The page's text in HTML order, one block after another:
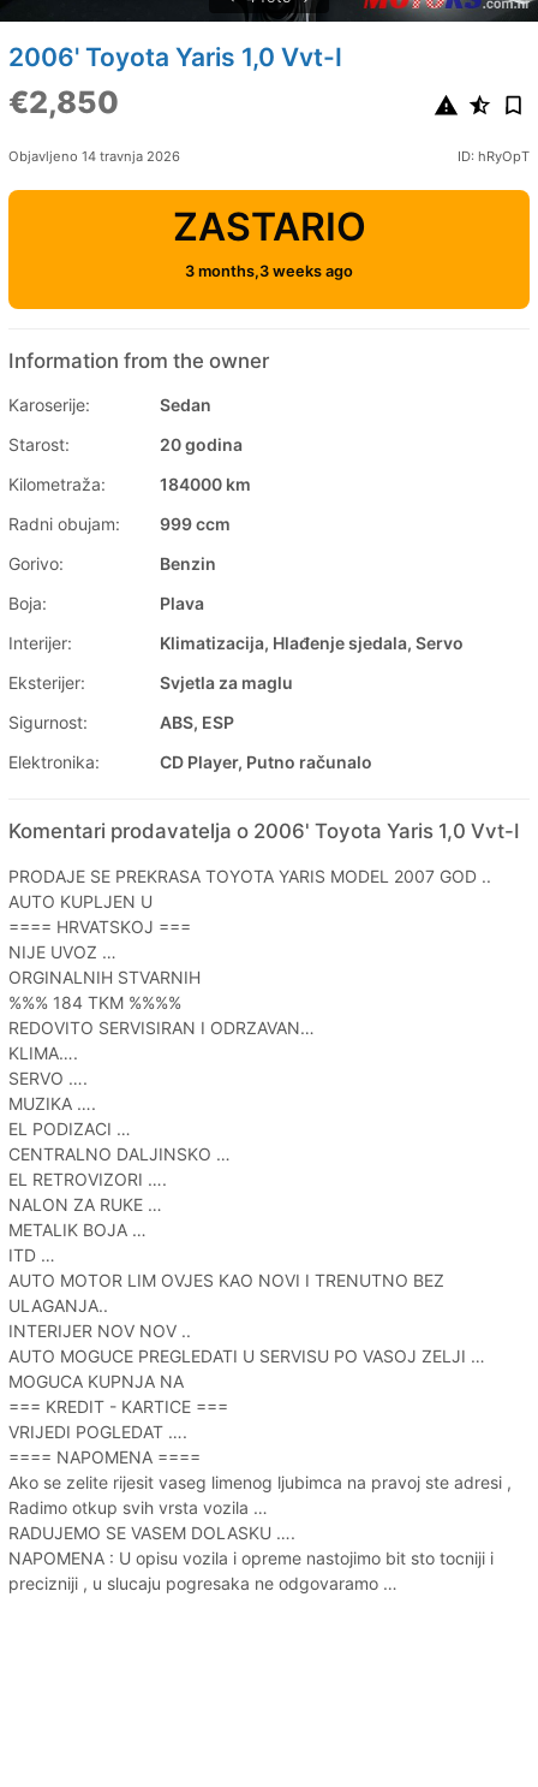
2006' Toyota Yaris 1,0 Vvt-I
€2,850
Objavljeno 14 travnja 2026 ID: hRyOpT
ZASTARIO
3 months,3 weeks ago
Information from the owner
Karoserije:
Sedan
Starost:
20 godina
Kilometraža:
184000 km
Radni obujam:
999 ccm
Gorivo:
Benzin
Boja:
Plava
Interijer:
Klimatizacija, Hlađenje sjedala, Servo
Eksterijer:
Svjetla za maglu
Sigurnost:
ABS, ESP
Elektronika:
CD Player, Putno računalo
Komentari prodavatelja o 2006' Toyota Yaris 1,0 Vvt-I
PRODAJE SE PREKRASA TOYOTA YARIS MODEL 2007 GOD ..
AUTO KUPLJEN U
==== HRVATSKOJ ===
NIJE UVOZ …
ORGINALNIH STVARNIH
%%% 184 TKM %%%%
REDOVITO SERVISIRAN I ODRZAVAN…
KLIMA….
SERVO ….
MUZIKA ….
EL PODIZACI …
CENTRALNO DALJINSKO …
EL RETROVIZORI ….
NALON ZA RUKE …
METALIK BOJA …
ITD …
AUTO MOTOR LIM OVJES KAO NOVI I TRENUTNO BEZ
ULAGANJA..
INTERIJER NOV NOV ..
AUTO MOGUCE PREGLEDATI U SERVISU PO VASOJ ZELJI …
MOGUCA KUPNJA NA
=== KREDIT - KARTICE ===
VRIJEDI POGLEDAT ….
==== NAPOMENA ====
Ako se zelite rijesit vaseg limenog ljubimca na pravoj ste adresi ,
Radimo otkup svih vrsta vozila …
RADUJEMO SE VASEM DOLASKU ….
NAPOMENA : U opisu vozila i opreme nastojimo bit sto tocniji i
precizniji , u slucaju pogresaka ne odgovaramo …